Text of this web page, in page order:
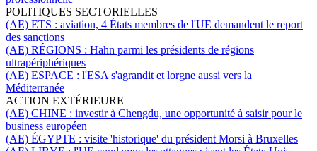
POLITIQUES SECTORIELLES
(AE) ETS : aviation, 4 États membres de l'UE demandent le report
des sanctions
(AE) RÉGIONS : Hahn parmi les présidents de régions
ultrapériphériques
(AE) ESPACE : l'ESA s'agrandit et lorgne aussi vers la
Méditerranée
ACTION EXTÉRIEURE
(AE) CHINE : investir à Chengdu, une opportunité à saisir pour le
business européen
(AE) ÉGYPTE : visite 'historique' du président Morsi à Bruxelles